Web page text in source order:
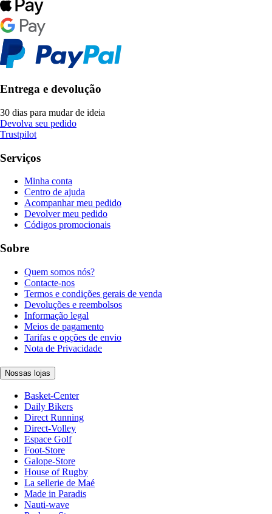
Entrega e devolução
30 dias para mudar de ideia
Devolva seu pedido
Trustpilot
Serviços
Minha conta
Centro de ajuda
Acompanhar meu pedido
Devolver meu pedido
Códigos promocionais
Sobre
Quem somos nós?
Contacte-nos
Termos e condições gerais de venda
Devoluções e reembolsos
Informação legal
Meios de pagamento
Tarifas e opções de envio
Nota de Privacidade
Nossas lojas
Basket-Center
Daily Bikers
Direct Running
Direct-Volley
Espace Golf
Foot-Store
Galope-Store
House of Rugby
La sellerie de Maé
Made in Paradis
Nauti-wave